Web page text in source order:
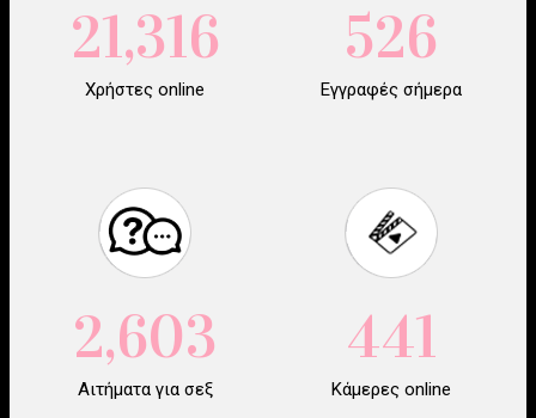
Χρήστες online
21,316
Εγγραφές σήμερα
526
Αιτήματα για σεξ
2,603
Κάμερες online
441